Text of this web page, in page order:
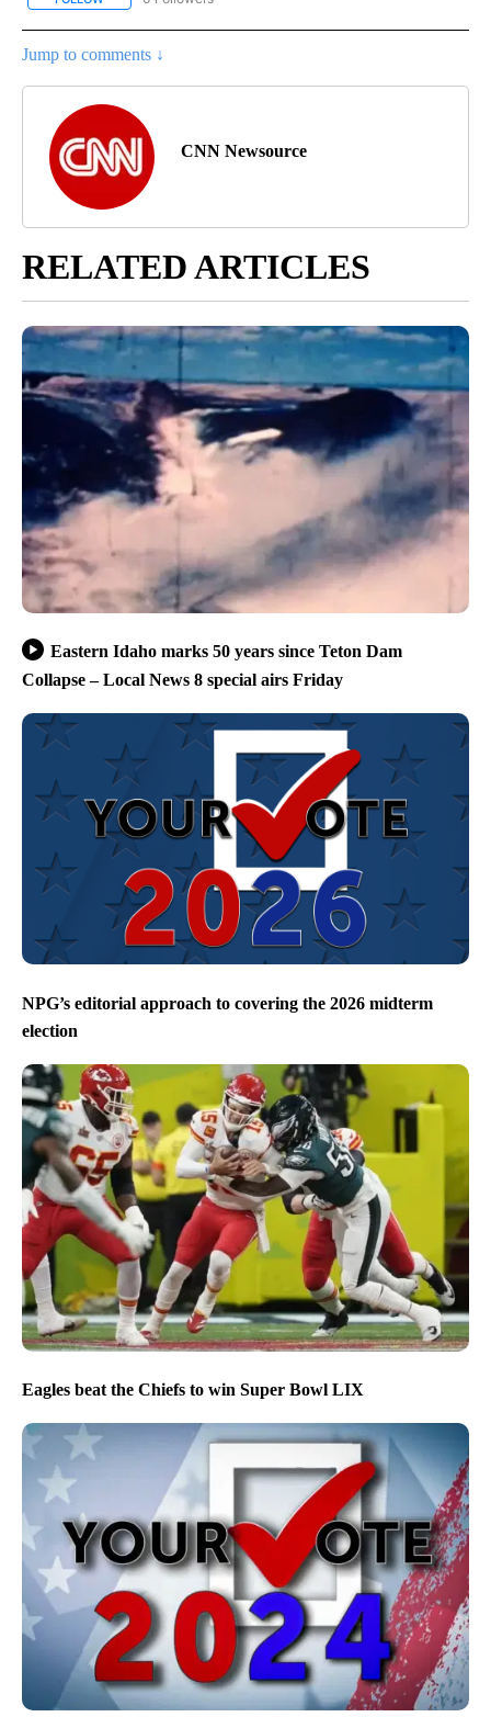
Jump to comments ↓
CNN Newsource
RELATED ARTICLES
Eastern Idaho marks 50 years since Teton Dam
Collapse – Local News 8 special airs Friday
NPG’s editorial approach to covering the 2026 midterm
election
Eagles beat the Chiefs to win Super Bowl LIX